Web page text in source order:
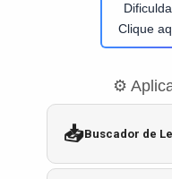
Clique
⚙️
📥Buscador de